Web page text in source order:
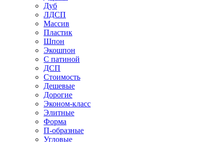
Дуб
ЛДСП
Массив
Пластик
Шпон
Экошпон
С патиной
ДСП
Стоимость
Дешевые
Дорогие
Эконом-класс
Элитные
Форма
П-образные
Угловые